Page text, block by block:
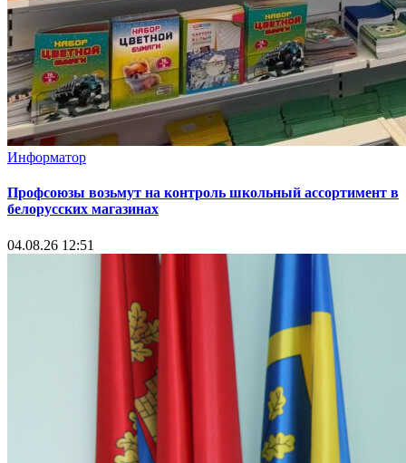
Информатор
Профсоюзы возьмут на контроль школьный ассортимент в
белорусских магазинах
04.08.26 12:51